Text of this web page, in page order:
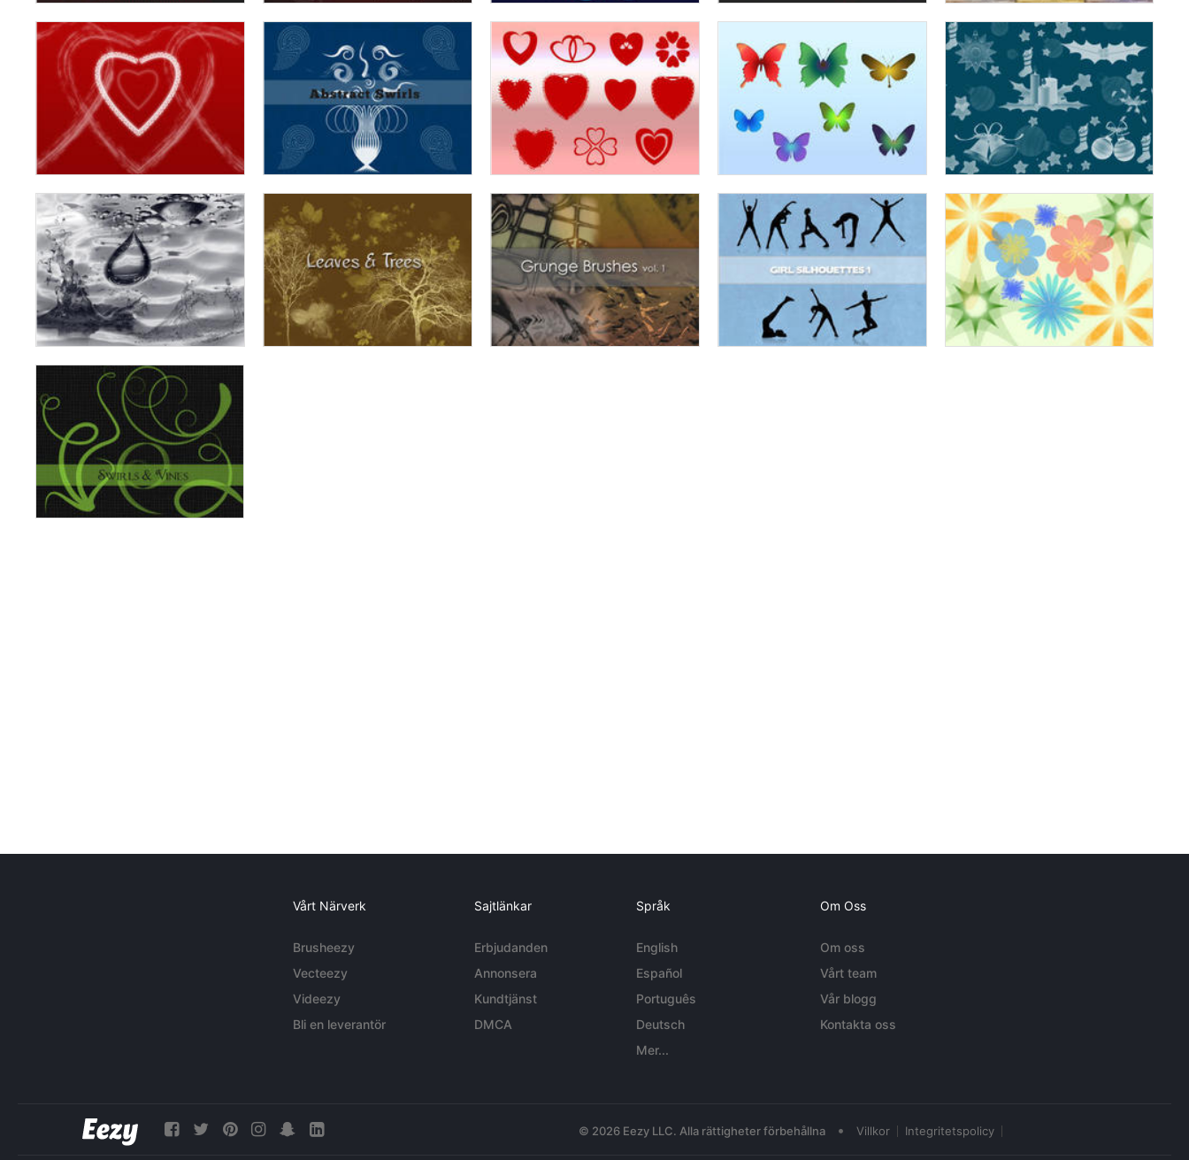
Vårt Närverk
Brusheezy
Vecteezy
Videezy
Bli en leverantör
Sajtlänkar
Erbjudanden
Annonsera
Kundtjänst
DMCA
Språk
English
Español
Português
Deutsch
Mer...
Om Oss
Om oss
Vårt team
Vår blogg
Kontakta oss
© 2026 Eezy LLC. Alla rättigheter förbehållna • Villkor Integritetspolicy